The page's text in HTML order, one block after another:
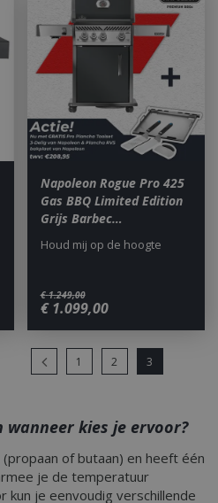
Napoleon Rogue Pro 425
Gas BBQ Limited Edition
Grijs Barbec…
€ 1.249,00
€ 1.099,00
Houd mij op de hoogte
1 2 3
wanneer kies je ervoor?
of butaan) en heeft één
je de temperatuur
kun je eenvoudig verschillende